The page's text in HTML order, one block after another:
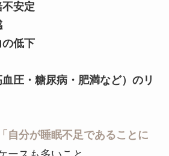
安定
低下
圧・糖尿病・肥満など）のリ
「自分が睡眠不足であることに